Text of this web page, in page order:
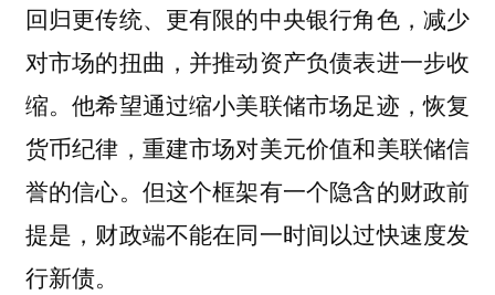
回归更传统、更有限的中央银行角色，减少
对市场的扭曲，并推动资产负债表进一步收
缩。他希望通过缩小美联储市场足迹，恢复
货币纪律，重建市场对美元价值和美联储信
誉的信心。但这个框架有一个隐含的财政前
提是，财政端不能在同一时间以过快速度发
行新债。